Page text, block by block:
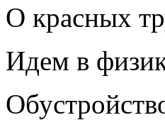
О красных
Идем в